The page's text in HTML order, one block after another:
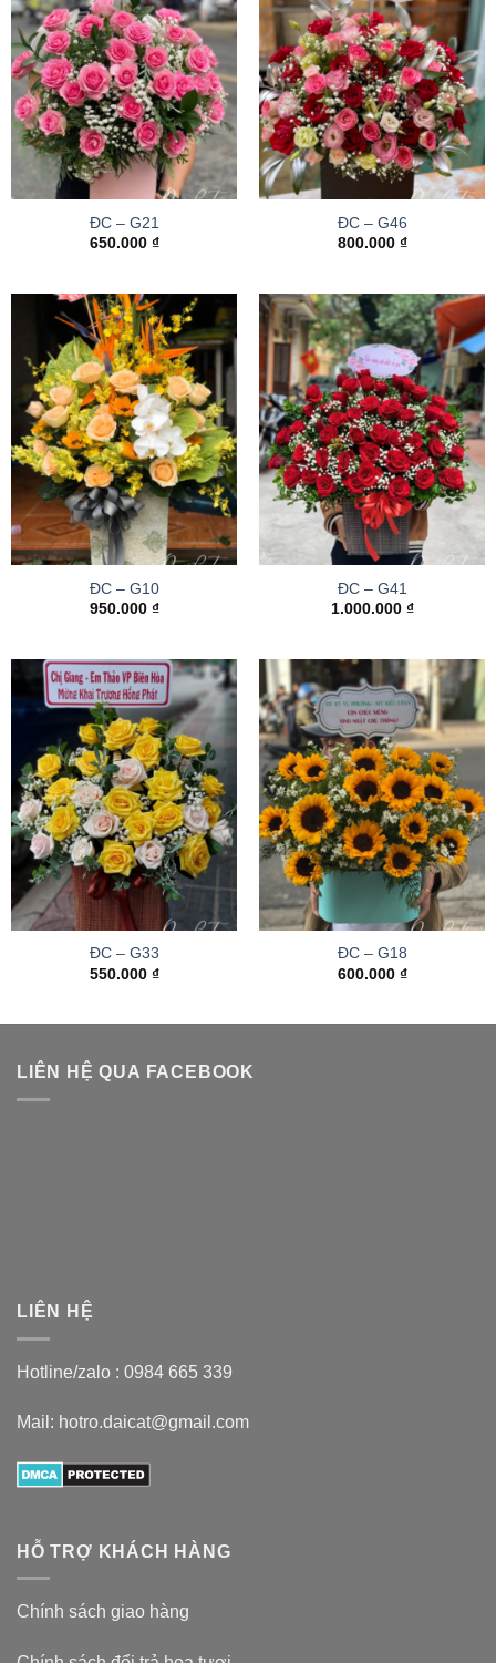
ĐC – G21
650.000 ₫
ĐC – G46
800.000 ₫
ĐC – G10
950.000 ₫
ĐC – G41
1.000.000 ₫
ĐC – G33
550.000 ₫
ĐC – G18
600.000 ₫
LIÊN HỆ QUA FACEBOOK
LIÊN HỆ
Hotline/zalo : 0984 665 339
Mail: hotro.daicat@gmail.com
HỖ TRỢ KHÁCH HÀNG
Chính sách giao hàng